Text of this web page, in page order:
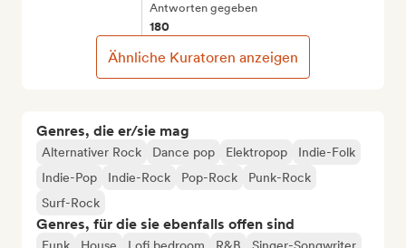
Genres, die er/sie mag
Alternativer Rock Dance pop Elektropop
Indie-Folk
Indie-Pop
Indie-Rock Pop-Rock
Punk-Rock
Surf-Rock
Genres, für die sie ebenfalls offen sind
Antworten gegeben
180
Ähnliche Kuratoren anzeigen